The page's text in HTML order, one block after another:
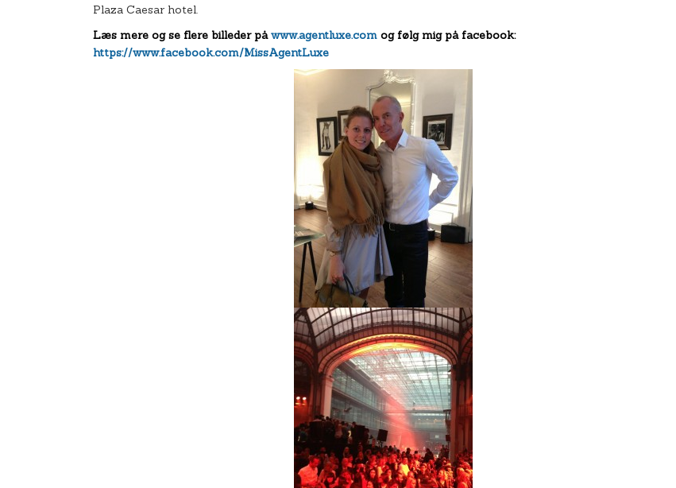
Plaza Caesar hotel.
Læs mere og se flere billeder påwww.agentluxe.com og følg mig på facebook:
https://www.facebook.com/MissAgentLuxe